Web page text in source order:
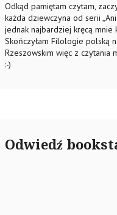
Odkąd pamiętam czytam,
każda dziewczyna od serii
jednak najbardziej kręcą mnie
Skończyłam Filologie polską
Rzeszowskim więc z czytania
:-)
Odwiedź